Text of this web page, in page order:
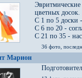
цветных досок.
С 1 по 5 доски
С 6 по 20 -
С 21 по 35 -
36 фото,
Марион